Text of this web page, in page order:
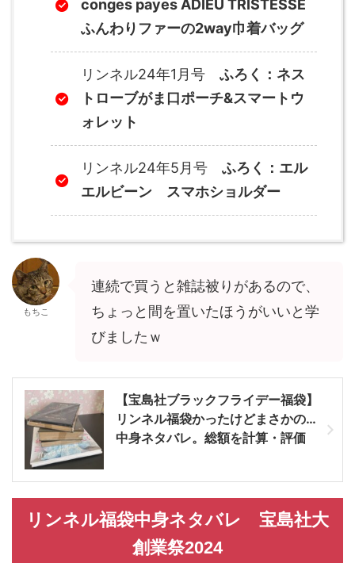
conges payes ADIEU TRISTESSE
ふんわりファーの2way巾着バッグ
リンネル24年1月号 ふろく：ネス
トローブがま口ポーチ&スマートウ
ォレット
リンネル24年5月号 ふろく：エル
エルビーン スマホショルダー
もちこ
連続で買うと雑誌被りがあるので、
ちょっと間を置いたほうがいいと学
びましたｗ
【宝島社ブラックフライデー福袋】
リンネル福袋かったけどまさかの…
中身ネタバレ。総額を計算・評価
リンネル福袋中身ネタバレ 宝島社大
創業祭2024